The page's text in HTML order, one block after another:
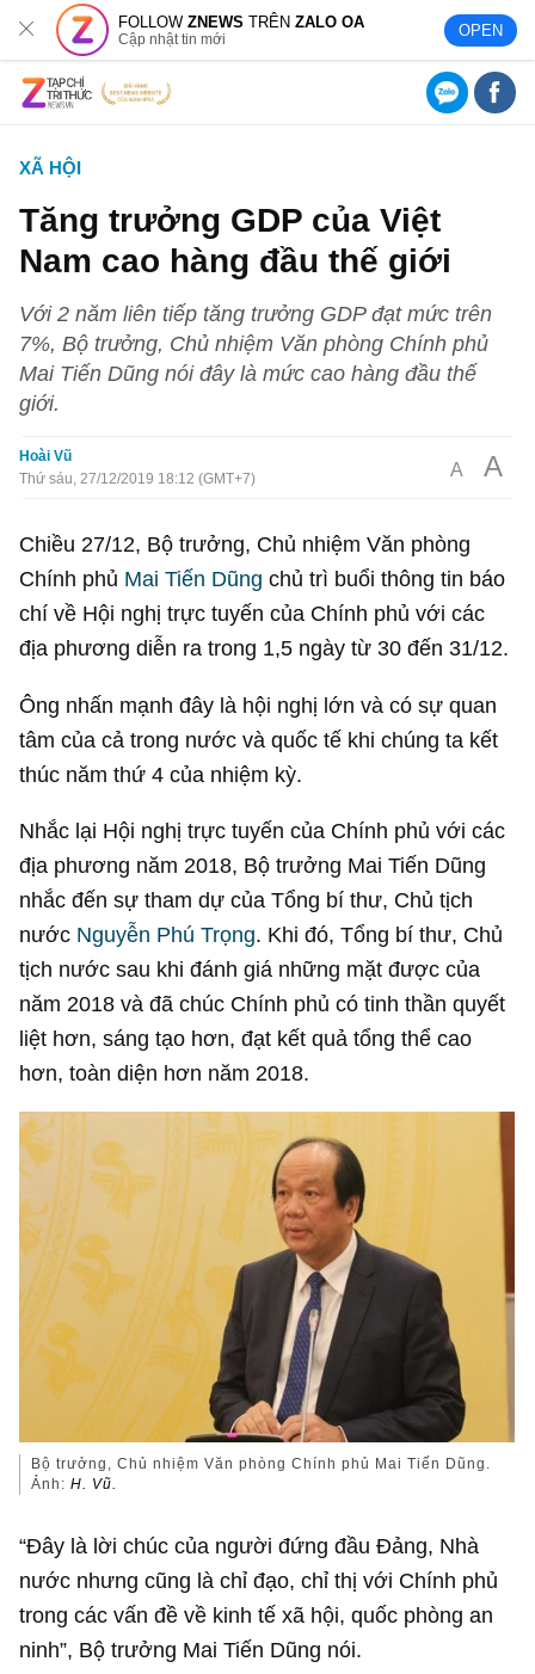
FOLLOWZNEWS TRÊNZALO OA
Cập nhật tin mới OPEN
XÃ HỘI
Tăng trưởng GDP của Việt
Nam cao hàng đầu thế giới
Với 2 năm liên tiếp tăng trưởng GDP đạt mức trên
7%, Bộ trưởng, Chủ nhiệm Văn phòng Chính phủ
Mai Tiến Dũng nói đây là mức cao hàng đầu thế
giới.
Hoài Vũ
Thứ sáu, 27/12/2019 18:12 (GMT+7)
A A
Chiều 27/12, Bộ trưởng, Chủ nhiệm Văn phòng
Chính phủ Mai Tiến Dũng chủ trì buổi thông tin báo
chí về Hội nghị trực tuyến của Chính phủ với các
địa phương diễn ra trong 1,5 ngày từ 30 đến 31/12.
Ông nhấn mạnh đây là hội nghị lớn và có sự quan
tâm của cả trong nước và quốc tế khi chúng ta kết
thúc năm thứ 4 của nhiệm kỳ.
Nhắc lại Hội nghị trực tuyến của Chính phủ với các
địa phương năm 2018, Bộ trưởng Mai Tiến Dũng
nhắc đến sự tham dự của Tổng bí thư, Chủ tịch
nước Nguyễn Phú Trọng. Khi đó, Tổng bí thư, Chủ
tịch nước sau khi đánh giá những mặt được của
năm 2018 và đã chúc Chính phủ có tinh thần quyết
liệt hơn, sáng tạo hơn, đạt kết quả tổng thể cao
hơn, toàn diện hơn năm 2018.
Bộ trưởng, Chủ nhiệm Văn phòng Chính phủ Mai Tiến Dũng.
Ảnh:H. Vũ.
“Đây là lời chúc của người đứng đầu Đảng, Nhà
nước nhưng cũng là chỉ đạo, chỉ thị với Chính phủ
trong các vấn đề về kinh tế xã hội, quốc phòng an
ninh”, Bộ trưởng Mai Tiến Dũng nói.